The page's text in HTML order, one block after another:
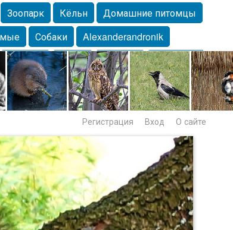
Зоопарк Кёльн
Домашние питомцы
Собаки
Alexanderandronik
Собачка Осень Портрет
Домашние
Дикие птицы Утка Самара
Лебеди
Регистрация Вход О сайте